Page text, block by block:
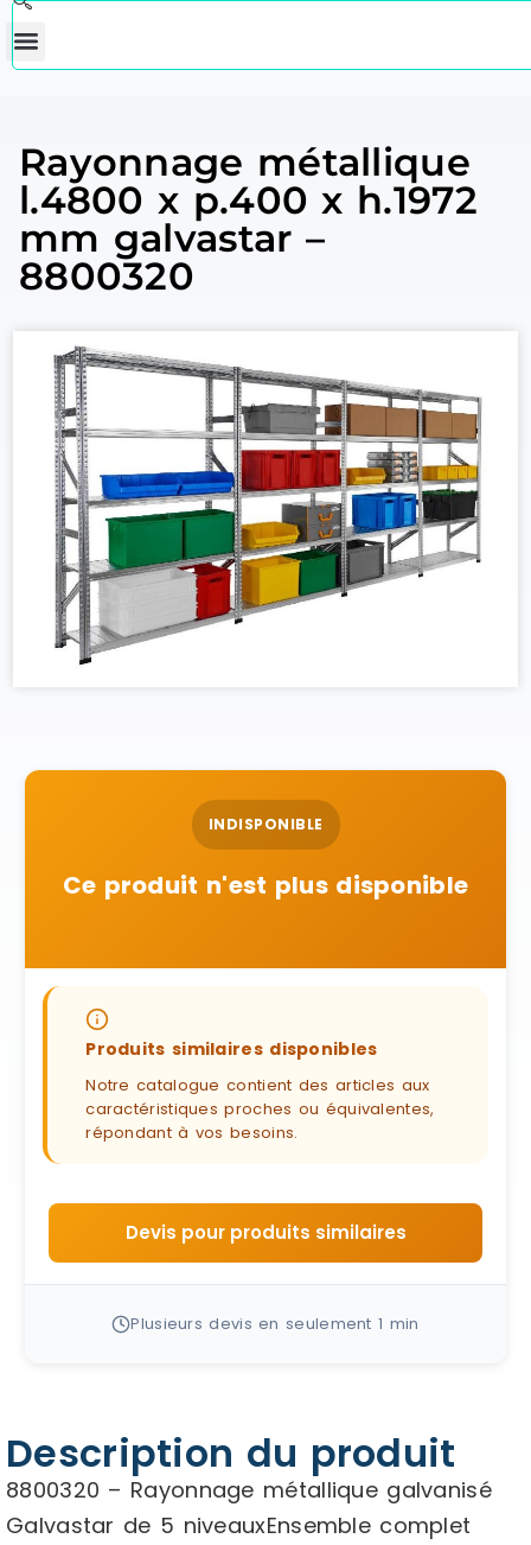
Rayonnage métallique
l.4800 x p.400 x h.1972
mm galvastar –
8800320
INDISPONIBLE
Ce produit n'est plus disponible
Produits similaires disponibles
Notre catalogue contient des articles aux
caractéristiques proches ou équivalentes,
répondant à vos besoins.
Devis pour produits similaires
Plusieurs devis en seulement 1 min
Description du produit
8800320 – Rayonnage métallique galvanisé
Galvastar de 5 niveauxEnsemble complet